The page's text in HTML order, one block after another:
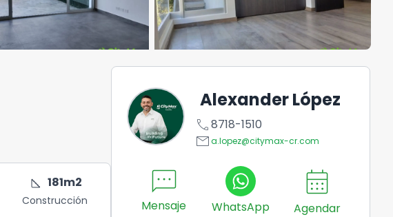
square_foot 181m2
Construcción
Alexander López
call8718-1510
emaila.lopez@citymax-cr.com
sms
Mensaje WhatsApp
calendar_month
Agendar